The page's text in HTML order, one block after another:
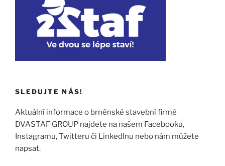
SLEDUJTE NÁS!
Aktuální informace o brněnské stavební firmě
DVASTAF GROUP najdete na našem Facebooku,
Instagramu, Twitteru či LinkedInu nebo nám můžete
napsat.